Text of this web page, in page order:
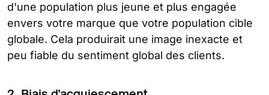
d'une population plus jeune et plus engagée
envers votre marque que votre population cible
globale. Cela produirait une image inexacte et
peu fiable du sentiment global des clients.